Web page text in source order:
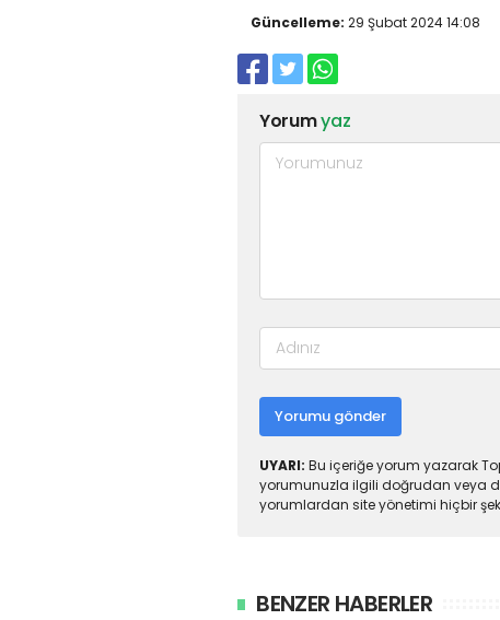
Güncelleme: 29 Şubat 2024 14:08
Yorumyaz
Yorumu gönder
UYARI: Bu içeriğe yorum yazarak
yorumunuzla ilgili doğrudan veya
yorumlardan site yönetimi hiçbir
BENZER HABERLER